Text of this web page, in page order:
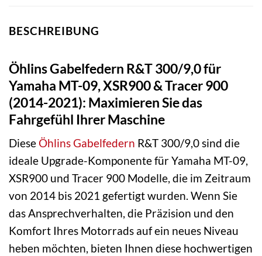
BESCHREIBUNG
Öhlins Gabelfedern R&T 300/9,0 für
Yamaha MT-09, XSR900 & Tracer 900
(2014-2021): Maximieren Sie das
Fahrgefühl Ihrer Maschine
Diese ÖhlinsGabelfedern R&T 300/9,0 sind die
ideale Upgrade-Komponente für Yamaha MT-09,
XSR900 und Tracer 900 Modelle, die im Zeitraum
von 2014 bis 2021 gefertigt wurden. Wenn Sie
das Ansprechverhalten, die Präzision und den
Komfort Ihres Motorrads auf ein neues Niveau
heben möchten, bieten Ihnen diese hochwertigen